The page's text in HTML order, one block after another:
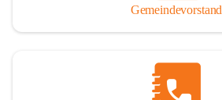
Gemeindevorstand